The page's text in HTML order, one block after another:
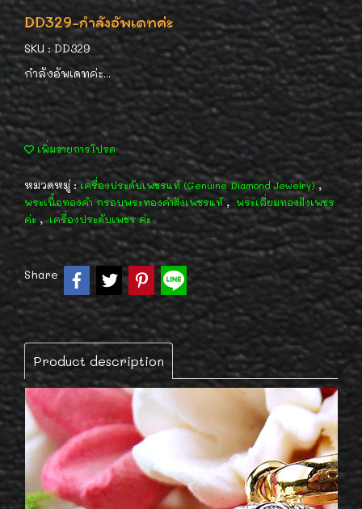
DD329-กำลังอัพเดทค่ะ
SKU : DD329
กำลังอัพเดทค่ะ...
เพิ่มรายการโปรด
หมวดหมู่ :เครื่องประดับเพชรแท้ (Genuine Diamond Jewelry),
พระเนื้อทองคำ กรอบพระทองคำฝังเพชรแท้, พระเลี่ยมทองฝังเพชร
ค่ะ , เครื่องประดับเพชร ค่ะ
Share
Product description